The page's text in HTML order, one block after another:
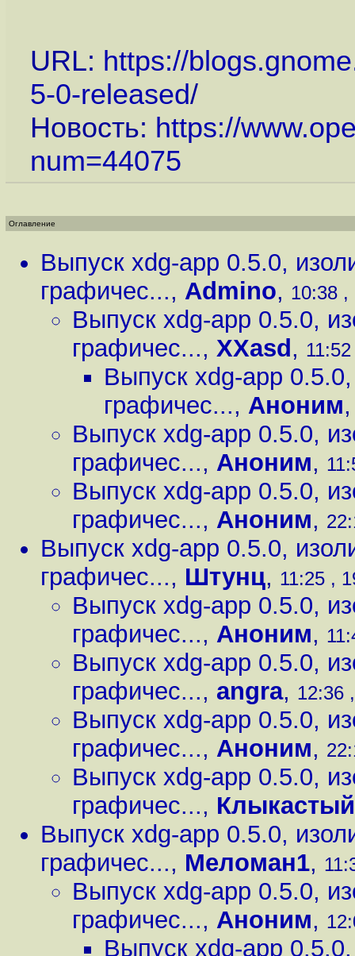
URL: https://
5-0-released/
Новость: https://
num=44075
Оглавление
Выпуск xdg-app 0.5.0,
графичес..., Admino, 10:38 ,
Выпуск xdg-app 0.5.0,
графичес..., XXasd ,
Выпуск xdg-app
графичес..., Аноним
Выпуск xdg-app 0.5.0,
графичес..., Аноним,
Выпуск xdg-app 0.5.0,
графичес..., Аноним,
Выпуск xdg-app 0.5.0,
графичес..., Штунц, 11:25 ,
Выпуск xdg-app 0.5.0,
графичес..., Аноним,
Выпуск xdg-app 0.5.0,
графичес..., angra, 12:36
Выпуск xdg-app 0.5.0,
графичес..., Аноним,
Выпуск xdg-app 0.5.0,
графичес..., Клыкастый
Выпуск xdg-app 0.5.0,
графичес..., Меломан1,
Выпуск xdg-app 0.5.0,
графичес..., Аноним,
Выпуск xdg-app